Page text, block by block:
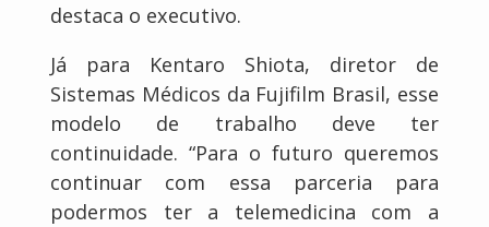
destaca o executivo.
Já para Kentaro Shiota, diretor de
Sistemas Médicos da Fujifilm Brasil, esse
modelo de trabalho deve ter
continuidade. “Para o futuro queremos
continuar com essa parceria para
podermos ter a telemedicina com a